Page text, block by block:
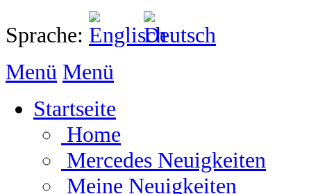
Sprache:
Menü Menü
Startseite
Home
Mercedes Neuigkeiten
Meine Neuigkeiten